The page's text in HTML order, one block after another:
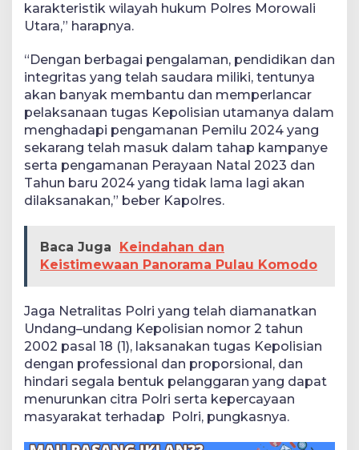
karakteristik wilayah hukum Polres Morowali
Utara,” harapnya.
“Dengan berbagai pengalaman, pendidikan dan
integritas yang telah saudara miliki, tentunya
akan banyak membantu dan memperlancar
pelaksanaan tugas Kepolisian utamanya dalam
menghadapi pengamanan Pemilu 2024 yang
sekarang telah masuk dalam tahap kampanye
serta pengamanan Perayaan Natal 2023 dan
Tahun baru 2024 yang tidak lama lagi akan
dilaksanakan,” beber Kapolres.
Baca Juga
Keindahan dan
Keistimewaan Panorama Pulau Komodo
Jaga Netralitas Polri yang telah diamanatkan
Undang–undang Kepolisian nomor 2 tahun
2002 pasal 18 (1), laksanakan tugas Kepolisian
dengan professional dan proporsional, dan
hindari segala bentuk pelanggaran yang dapat
menurunkan citra Polri serta kepercayaan
masyarakat terhadap Polri, pungkasnya.